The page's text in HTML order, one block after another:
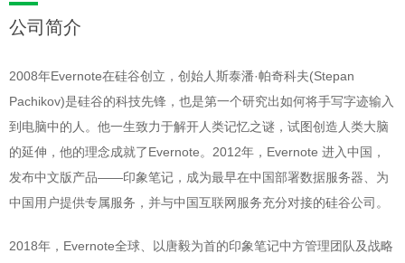
公司简介
2008年Evernote在硅谷创立，创始人斯泰潘·帕奇科夫(Stepan
Pachikov)是硅谷的科技先锋，也是第一个研究出如何将手写字迹输入
到电脑中的人。他一生致力于解开人类记忆之谜，试图创造人类大脑
的延伸，他的理念成就了Evernote。2012年，Evernote 进入中国，
发布中文版产品——印象笔记，成为最早在中国部署数据服务器、为
中国用户提供专属服务，并与中国互联网服务充分对接的硅谷公司。
2018年，Evernote全球、以唐毅为首的印象笔记中方管理团队及战略